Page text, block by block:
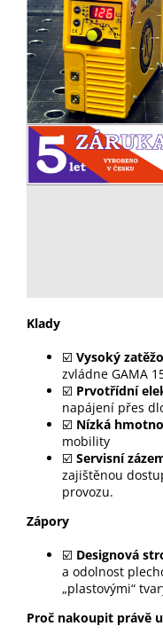
Klady
☑️ Vysoký
zvládne GAMA
☑️ Prvotřídní
napájení přes
☑️ Nízká
mobility
☑️ Servisní
zajištěnou
provozu.
Zápory
☑️ Designová
a odolnost
„plastovými“
Proč nakoupit právě